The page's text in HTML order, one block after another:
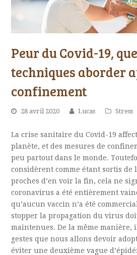
Peur du Covid-19,
techniques aborder
confinement
28 avril 2020 Lucas Stress
La crise sanitaire du Covid-19
planète, et des mesures de
peu partout dans le monde.
considèrent comme étant sortis de
proches d’en voir la fin, cela ne
coronavirus a été entièrement
qu’aucun vaccin n’a été
stopper la propagation du virus
maintenues. De la même manière,
gestes que nous allons devoir
éviter une deuxième vague